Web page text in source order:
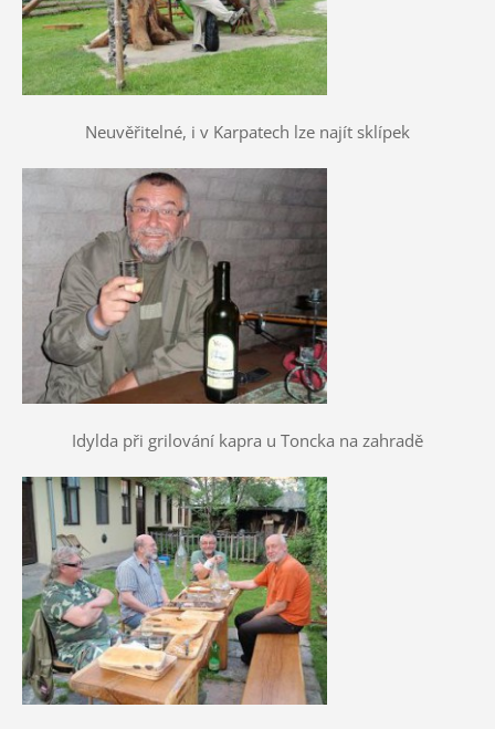
Neuvěřitelné, i v Karpatech lze najít sklípek
Idylda při grilování kapra u Toncka na zahradě